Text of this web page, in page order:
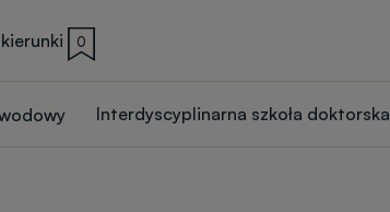
0
Interdyscyplinarna szkoła doktorska